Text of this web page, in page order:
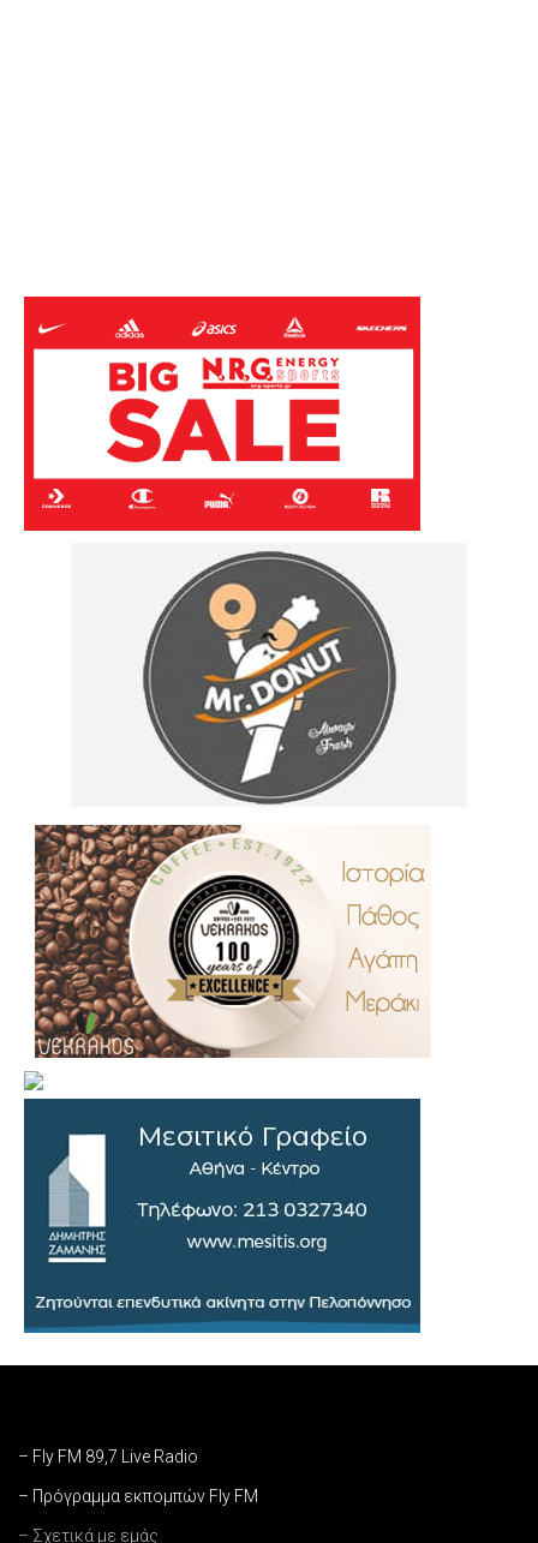
– Fly FM 89,7 Live Radio
– Πρόγραμμα εκπομπών Fly FM
– Σχετικά με εμάς